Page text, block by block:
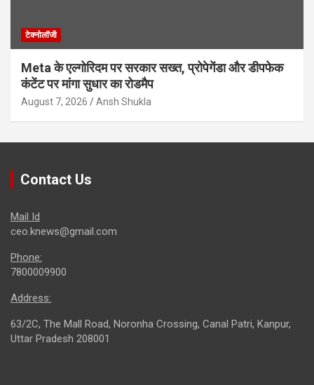
टेक्नोलॉजी
Meta के एल्गोरिदम पर सरकार सख्त, प्रोपेगेंडा और डीपफेक
कंटेंट पर मांगा सुधार का रोडमैप
August 7, 2026 Ansh Shukla
Contact Us
Mail Id
ceo.knews@gmail.com
Phone:
7800009900
Address:
63/2C, The Mall Road, Noronha Crossing, Canal Patri, Kanpur,
Uttar Pradesh 208001